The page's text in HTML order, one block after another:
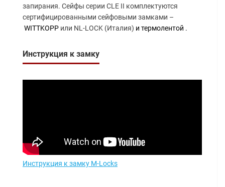
запирания. Сейфы серии CLE II комплектуются
сертифицированными сейфовыми замками –
WITTKOPP или NL-LOCK (Италия) и термолентой .
Инструкция к замку
Инструкция к замку M-Locks